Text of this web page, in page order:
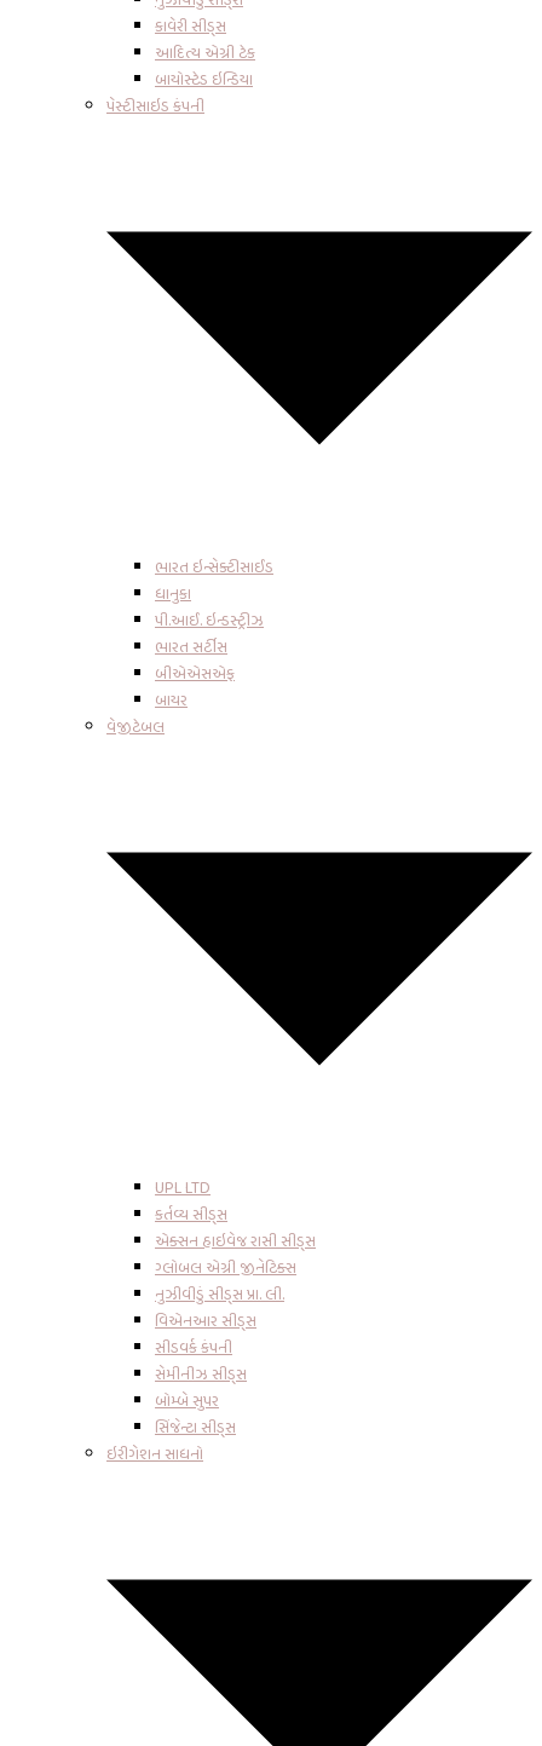
કાવેરી સીડ્સ
આદિત્ય એગ્રી ટેક
બાયોસ્ટેડ ઇન્ડિયા
પેસ્ટીસાઇડ કંપની
ભારત ઇન્સેક્ટીસાઈડ
ધાનુકા
પી.આઈ. ઇન્ડસ્ટ્રીઝ
ભારત સર્ટીસ
બીએએસએફ
બાયર
વેજીટેબલ
UPL LTD
કર્તવ્ય સીડ્સ
એક્સન હાઇવેજ રાસી સીડ્સ
ગ્લોબલ એગ્રી જીનેટિક્સ
નુઝીવીડું સીડ્સ પ્રા. લી.
વિએનઆર સીડ્સ
સીડવર્ક કંપની
સેમીનીઝ સીડ્સ
બોમ્બે સુપર
સિંજેન્ટા સીડ્સ
ઇરીગેશન સાધનો